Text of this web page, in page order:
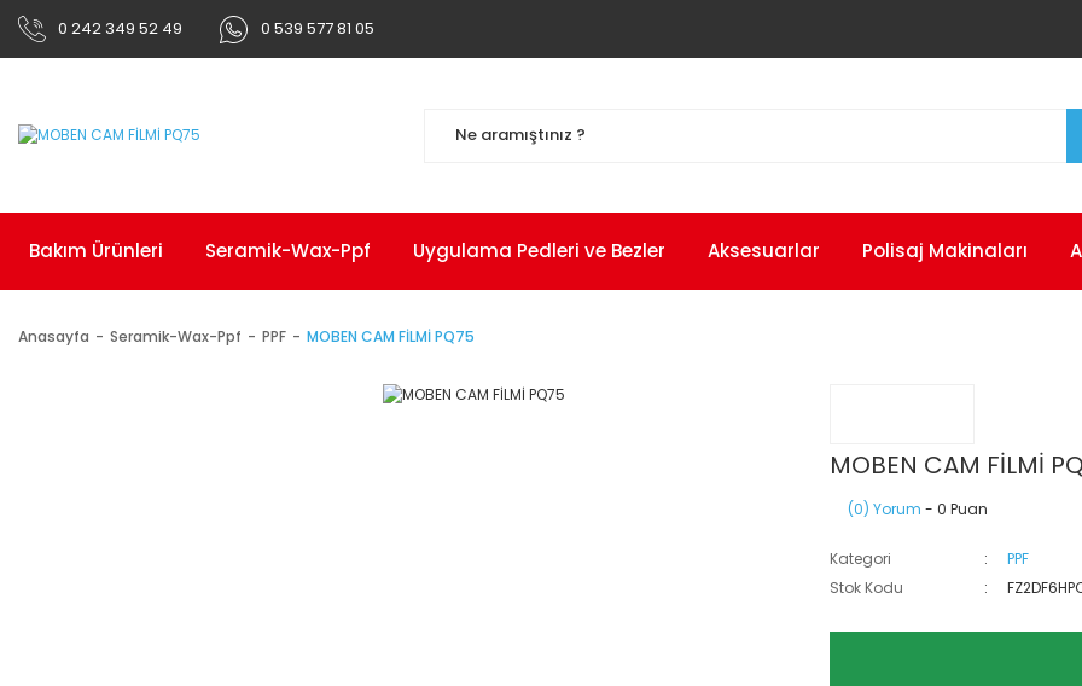
0 242 349 52 49 0 539 577 81 05
Bakım Ürünleri Seramik-Wax-Ppf Uygulama Pedleri ve Bezler Aksesuarlar Polisaj Makinaları
Anasayfa Seramik-Wax-Ppf PPF MOBEN CAM FİLMİ PQ75
MOBEN CAM FİLMİ
(0) Yorum - 0 Puan
Kategori
PPF
Stok Kodu